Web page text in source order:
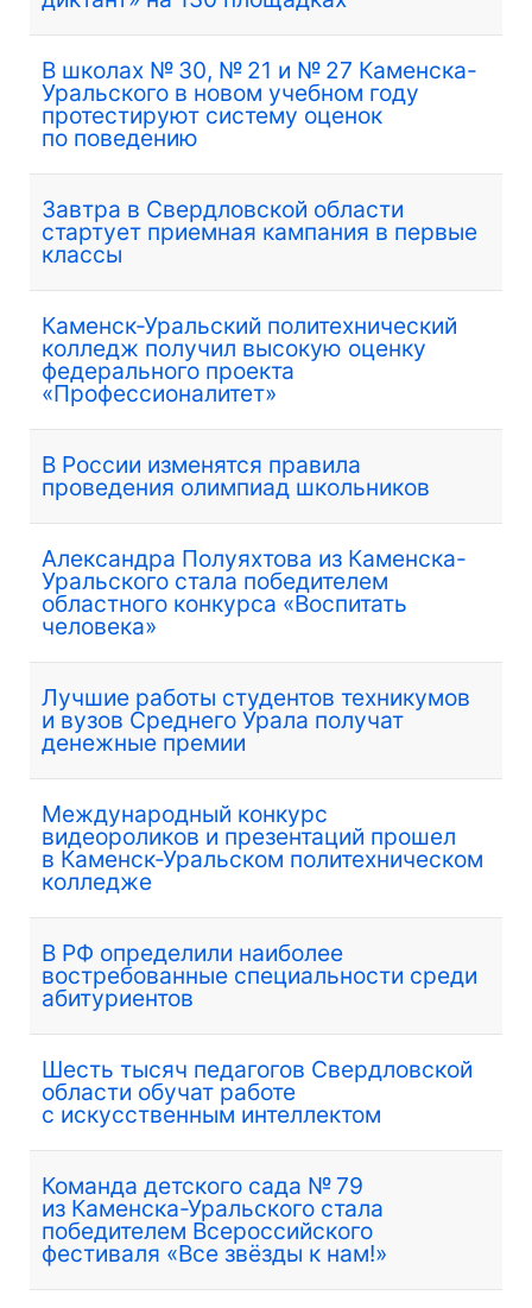
В школах № 30, № 21 и № 27 Каменска-
Уральского в новом учебном году
протестируют систему оценок
по поведению
Завтра в Свердловской области
стартует приемная кампания в первые
классы
Каменск-Уральский политехнический
колледж получил высокую оценку
федерального проекта
«Профессионалитет»
В России изменятся правила
проведения олимпиад школьников
Александра Полуяхтова из Каменска-
Уральского стала победителем
областного конкурса «Воспитать
человека»
Лучшие работы студентов техникумов
и вузов Среднего Урала получат
денежные премии
Международный конкурс
видеороликов и презентаций прошел
в Каменск-Уральском политехническом
колледже
В РФ определили наиболее
востребованные специальности среди
абитуриентов
Шесть тысяч педагогов Свердловской
области обучат работе
с искусственным интеллектом
Команда детского сада № 79
из Каменска-Уральского стала
победителем Всероссийского
фестиваля «Все звёзды к нам!»